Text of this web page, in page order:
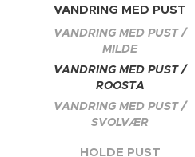
VANDRING MED PUST
VANDRING MED PUST /
MILDE
VANDRING MED PUST /
ROOSTA
VANDRING MED PUST /
SVOLVÆR
HOLDE PUST